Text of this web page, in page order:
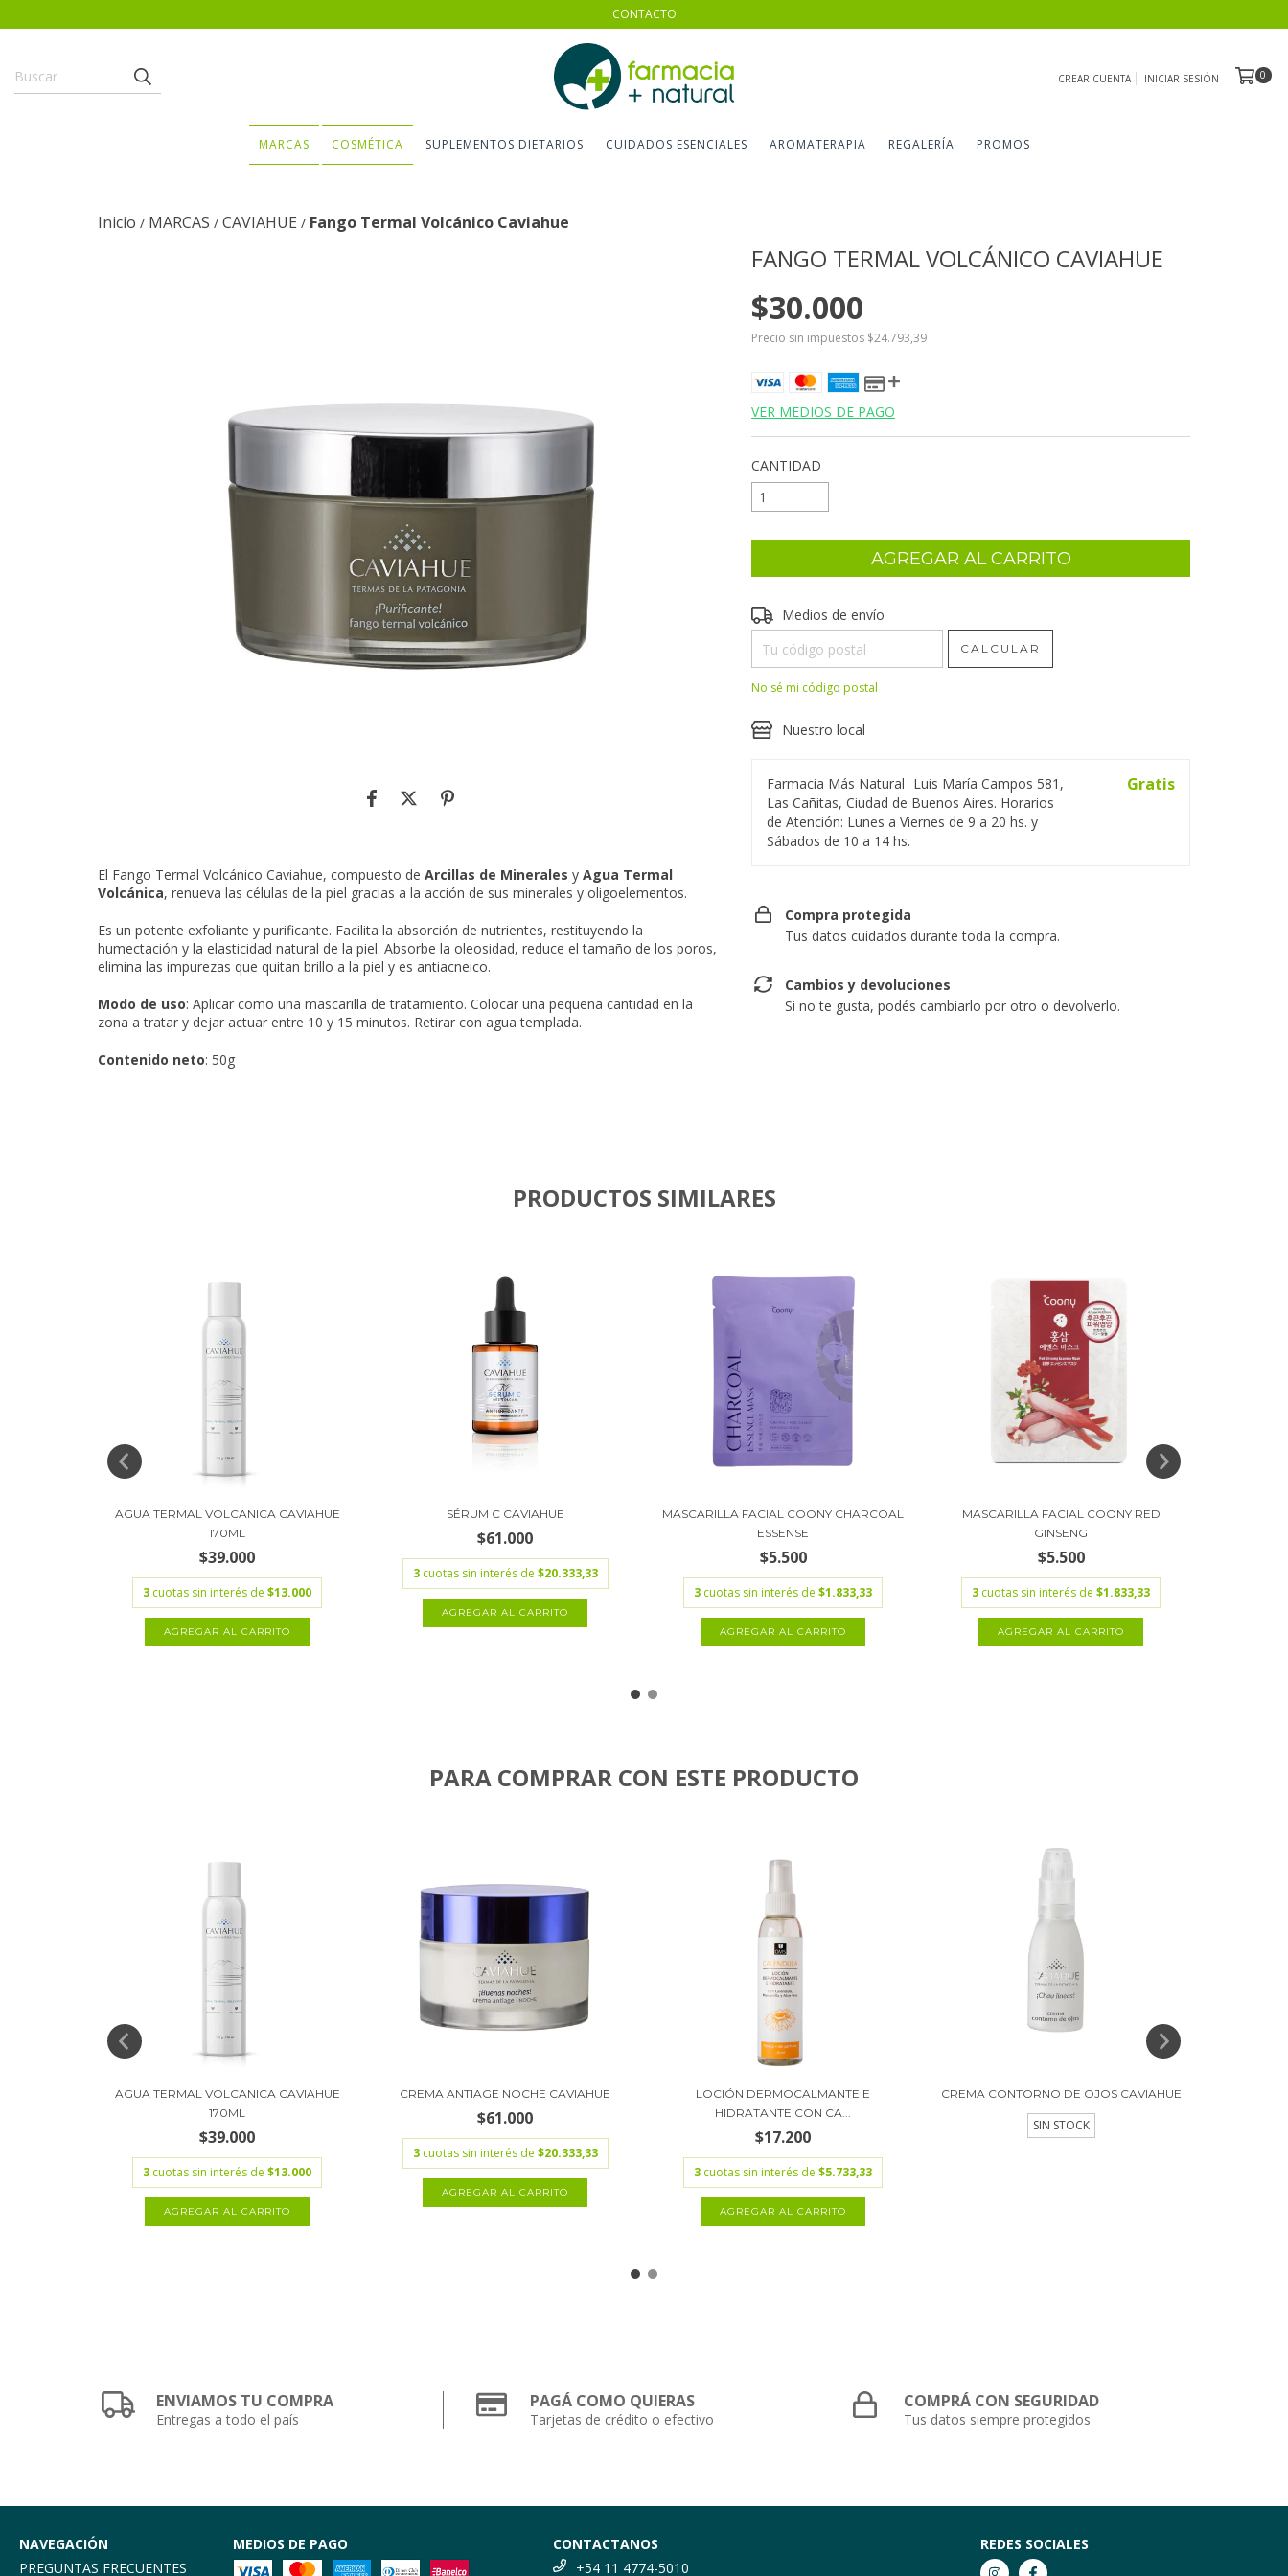
CONTACTO
CREAR CUENTA INICIAR SESIÓN 0
MARCAS COSMÉTICA SUPLEMENTOS DIETARIOS CUIDADOS ESENCIALES AROMATERAPIA REGALERÍA PROMOS
Inicio / MARCAS / CAVIAHUE / Fango Termal Volcánico Caviahue
El Fango Termal Volcánico Caviahue, compuesto de Arcillas de Minerales y Agua Termal
Volcánica, renueva las células de la piel gracias a la acción de sus minerales y oligoelementos.
Es un potente exfoliante y purificante. Facilita la absorción de nutrientes, restituyendo la
humectación y la elasticidad natural de la piel. Absorbe la oleosidad, reduce el tamaño de los poros,
elimina las impurezas que quitan brillo a la piel y es antiacneico.
Modo de uso: Aplicar como una mascarilla de tratamiento. Colocar una pequeña cantidad en la
zona a tratar y dejar actuar entre 10 y 15 minutos. Retirar con agua templada.
Contenido neto: 50g
FANGO TERMAL VOLCÁNICO CAVIAHUE
$30.000
Precio sin impuestos $24.793,39
VER MEDIOS DE PAGO
CANTIDAD
Entregas para el CP:
Medios de envío
CALCULAR
No sé mi código postal
Nuestro local
Farmacia Más Natural Luis María Campos 581,
Las Cañitas, Ciudad de Buenos Aires. Horarios
de Atención: Lunes a Viernes de 9 a 20 hs. y
Sábados de 10 a 14 hs.
Gratis
Compra protegida
Tus datos cuidados durante toda la compra.
Cambios y devoluciones
Si no te gusta, podés cambiarlo por otro o devolverlo.
PRODUCTOS SIMILARES
AGUA TERMAL VOLCANICA CAVIAHUE
170ML
$39.000
3 cuotas sin interés de $13.000
SÉRUM C CAVIAHUE
$61.000
3 cuotas sin interés de $20.333,33
MASCARILLA FACIAL COONY CHARCOAL
ESSENSE
$5.500
3 cuotas sin interés de $1.833,33
MASCARILLA FACIAL COONY RED
GINSENG
$5.500
3 cuotas sin interés de $1.833,33
PARA COMPRAR CON ESTE PRODUCTO
AGUA TERMAL VOLCANICA CAVIAHUE
170ML
$39.000
3 cuotas sin interés de $13.000
CREMA ANTIAGE NOCHE CAVIAHUE
$61.000
3 cuotas sin interés de $20.333,33
LOCIÓN DERMOCALMANTE E
HIDRATANTE CON CA...
$17.200
3 cuotas sin interés de $5.733,33
CREMA CONTORNO DE OJOS CAVIAHUE
SIN STOCK
ENVIAMOS TU COMPRA
Entregas a todo el país
PAGÁ COMO QUIERAS
Tarjetas de crédito o efectivo
COMPRÁ CON SEGURIDAD
Tus datos siempre protegidos
NAVEGACIÓN
PREGUNTAS FRECUENTES
MEDIOS DE PAGO
CONTACTANOS
+54 11 4774-5010
REDES SOCIALES